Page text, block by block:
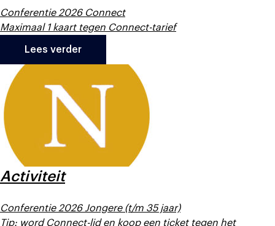
Conferentie 2026 Connect
Maximaal 1 kaart tegen Connect-tarief
Lees verder
Activiteit
Conferentie 2026 Jongere (t/m 35 jaar)
Tip: word Connect-lid en koop een ticket tegen het